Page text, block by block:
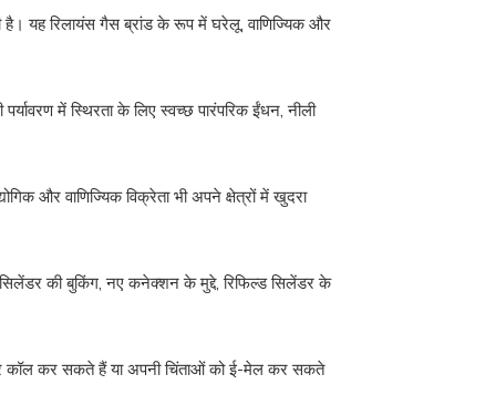
यह रिलायंस गैस ब्रांड के रूप में घरेलू, वाणिज्यिक और
में स्थिरता के लिए स्वच्छ पारंपरिक ईंधन, नीली
और वाणिज्यिक विक्रेता भी अपने क्षेत्रों में खुदरा
की बुकिंग, नए कनेक्शन के मुद्दे, रिफिल्ड सिलेंडर के
कॉल कर सकते हैं या अपनी चिंताओं को ई-मेल कर सकते